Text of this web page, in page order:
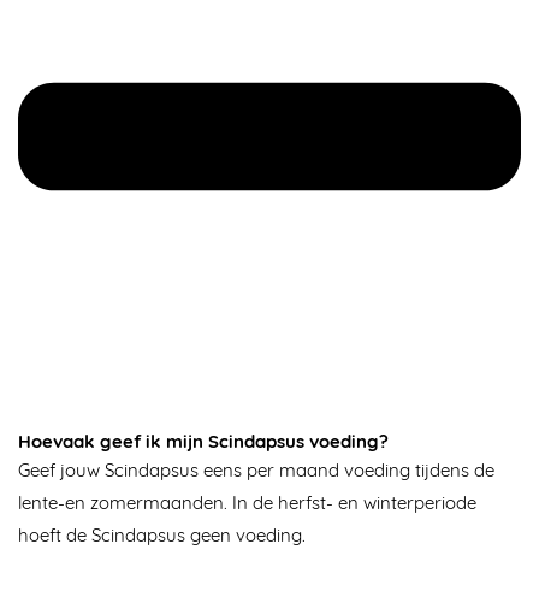
Hoevaak geef ik mijn Scindapsus voeding?
Geef jouw Scindapsus eens per maand voeding tijdens de
lente-en zomermaanden. In de herfst- en winterperiode
hoeft de Scindapsus geen voeding.